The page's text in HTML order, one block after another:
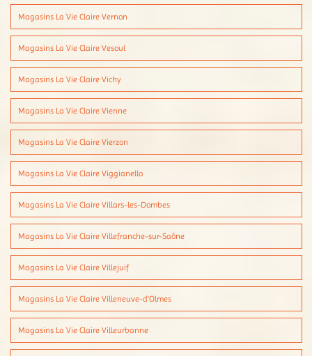
Magasins La Vie Claire Vernon
Magasins La Vie Claire Vesoul
Magasins La Vie Claire Vichy
Magasins La Vie Claire Vienne
Magasins La Vie Claire Vierzon
Magasins La Vie Claire Viggianello
Magasins La Vie Claire Villars-les-Dombes
Magasins La Vie Claire Villefranche-sur-Saône
Magasins La Vie Claire Villejuif
Magasins La Vie Claire Villeneuve-d'Olmes
Magasins La Vie Claire Villeurbanne